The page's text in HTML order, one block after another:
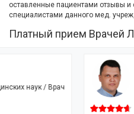
оставленные пациентами отзывы
специалистами данного мед.
Платный прием Врачей
Звегинцев
Андрей
Стаж 24 года
пр-т Обуховской